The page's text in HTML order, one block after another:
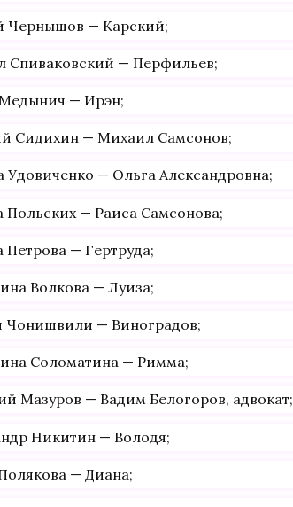
Чернышов — Карский;
Спиваковский — Перфильев;
— Ирэн;
Сидихин — Михаил Самсонов;
Удовиченко — Ольга Александровна;
Польских — Раиса Самсонова;
Петрова — Гертруда;
Волкова — Луиза;
Чонишвили — Виноградов;
Соломатина — Римма;
Мазуров — Вадим Белогоров, адвокат;
Никитин — Володя;
— Диана;